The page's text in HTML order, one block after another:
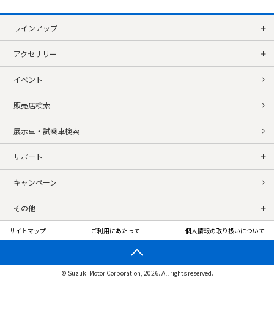
ラインアップ
アクセサリー
イベント
販売店検索
展示車・試乗車検索
サポート
キャンペーン
その他
サイトマップ ご利用にあたって 個人情報の取り扱いについて
© Suzuki Motor Corporation, 2026. All rights reserved.